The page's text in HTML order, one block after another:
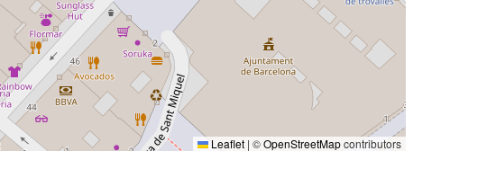
Leaflet | ©OpenStreetMapcontributors